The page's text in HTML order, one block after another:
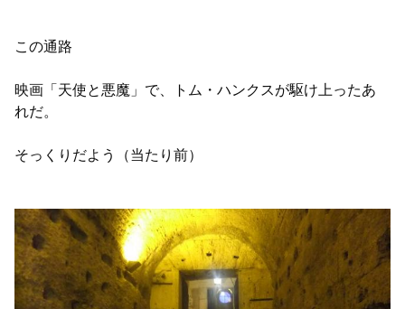
この通路
映画「天使と悪魔」で、トム・ハンクスが駆け上ったあ
れだ。
そっくりだよう（当たり前）